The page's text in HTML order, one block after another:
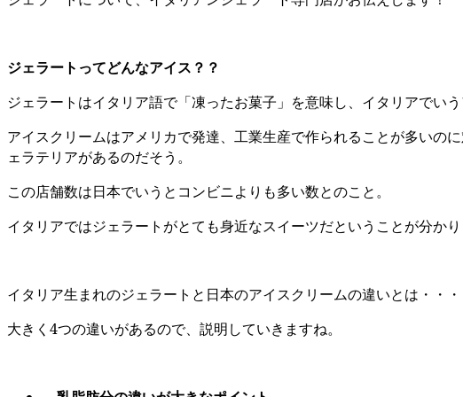
ジェラートってどんなアイス？？
ジェラートはイタリア語で「凍ったお菓子」を意味し、イタリアでいう
アイスクリームはアメリカで発達、工業生産で作られることが多いの
ェラテリアがあるのだそう。
この店舗数は日本でいうとコンビニよりも多い数とのこと。
イタリアではジェラートがとても身近なスイーツだということが分かり
イタリア生まれのジェラートと日本のアイスクリームの違いとは・・・
大きく4つの違いがあるので、説明していきますね。